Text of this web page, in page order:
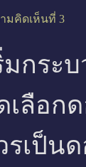
มคิดเห็นที่ 3
มกระ
เลือก
รเป็น